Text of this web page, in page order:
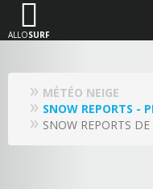
ALLOSURF
MÉTÉO NEIGE
SNOW REPORTS -
SNOW REPORTS